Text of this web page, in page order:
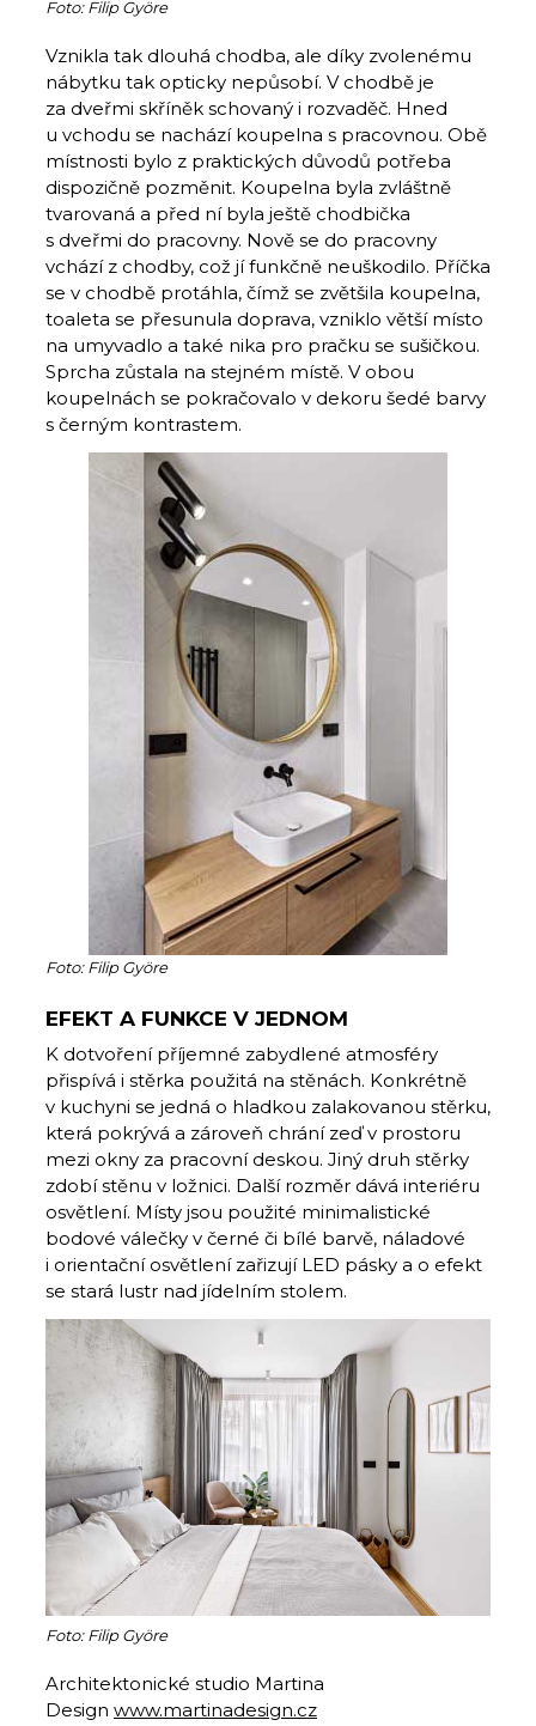
Foto: Filip Györe
Vznikla tak dlouhá chodba, ale díky zvolenému
ná­bytku tak opticky nepůsobí. V chodbě je
za dveřmi skříněk schovaný i rozvaděč. Hned
u vchodu se nachází koupelna s pracovnou. Obě
místnosti bylo z praktických důvodů potřeba
dispozičně pozměnit. Koupelna byla zvláštně
tvarovaná a před ní byla ještě chodbička
s dveřmi do pracovny. Nově se do pracovny
vchází z chodby, což jí funkčně neuškodilo. Příčka
se v chodbě protáhla, čímž se zvětšila koupelna,
toaleta se přesunula doprava, vzniklo větší místo
na umyvadlo a také nika pro pračku se sušičkou.
Sprcha zůstala na stejném místě. V obou
koupelnách se pokračovalo v dekoru šedé barvy
s černým kontrastem.
Foto: Filip Györe
EFEKT A FUNKCE V JEDNOM
K dotvoření příjemné zabydlené atmosféry
přispívá i stěrka použitá na stěnách. Konkrétně
v kuchyni se jedná o hladkou zalakovanou stěrku,
která pokrývá a zároveň chrání zeď v prostoru
mezi okny za pracovní deskou. Jiný druh stěrky
zdobí stěnu v ložnici. Další rozměr dává interiéru
osvětlení. Místy jsou použité minimalistické
bodové válečky v černé či bílé barvě, náladové
i orientační osvětlení zařizují LED pásky a o efekt
se stará lustr nad jídelním stolem.
Foto: Filip Györe
Architektonické studio Martina
Design www.martinadesign.cz